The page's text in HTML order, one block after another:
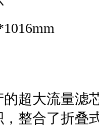
大流量滤
整合了折叠